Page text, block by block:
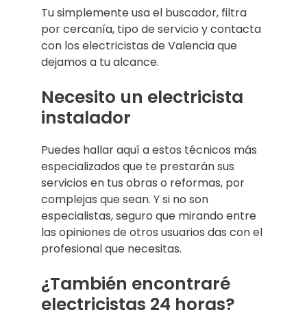
Tu simplemente usa el buscador, filtra
por cercanía, tipo de servicio y contacta
con los electricistas de Valencia que
dejamos a tu alcance.
Necesito un electricista
instalador
Puedes hallar aquí a estos técnicos más
especializados que te prestarán sus
servicios en tus obras o reformas, por
complejas que sean. Y si no son
especialistas, seguro que mirando entre
las opiniones de otros usuarios das con el
profesional que necesitas.
¿También encontraré
electricistas 24 horas?